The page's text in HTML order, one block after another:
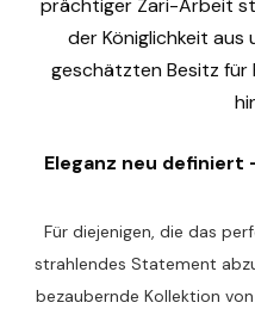
der Königlichkeit aus
geschätzten Besitz für
Eleganz neu definiert
Für diejenigen, die das
strahlendes Statement
bezaubernde Kollektion